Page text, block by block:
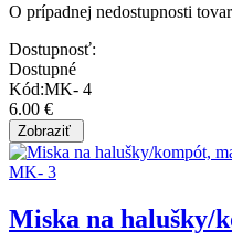
O prípadnej nedostupnosti
Dostupnosť:
Dostupné
Kód:MK- 4
6.00 €
Miska na halušky/